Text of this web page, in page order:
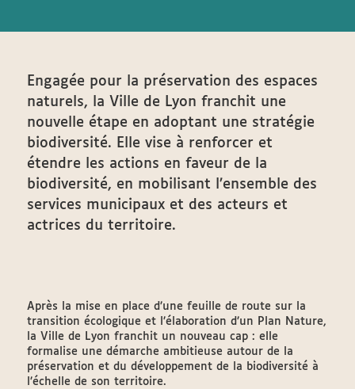
Engagée pour la préservation des espaces
naturels, la Ville de Lyon franchit une
nouvelle étape en adoptant une stratégie
biodiversité. Elle vise à renforcer et
étendre les actions en faveur de la
biodiversité, en mobilisant l’ensemble des
services municipaux et des acteurs et
actrices du territoire.
Après la mise en place d’une feuille de route sur la
transition écologique et l’élaboration d’un Plan Nature,
la Ville de Lyon franchit un nouveau cap : elle
formalise une démarche ambitieuse autour de la
préservation et du développement de la biodiversité à
l’échelle de son territoire.